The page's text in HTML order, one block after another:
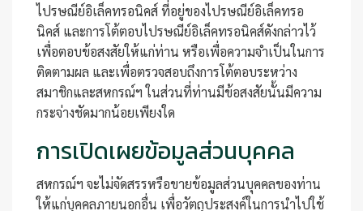
ไปรษณีย์อิเล็คทรอนิคส์ ที่อยู่ของไปรษณีย์อิเล็คทรอ
นิคส์ และการโต้ตอบไปรษณีย์อิเล็คทรอนิคส์ดังกล่าวไว้
เพื่อตอบข้อสงสัยให้แก่ท่าน หรือเพื่อความจำเป็นในการ
ติดตามผล และเพื่อตรวจสอบถึงการโต้ตอบระหว่าง
สมาชิกและสหกรณ์ฯ ในส่วนที่ท่านมีข้อสงสัยนั้นมีความ
กระจ่างชัดมากน้อยเพียงใด
การเปิดเผยข้อมูลส่วนบุคคล
สหกรณ์ฯ จะไม่จัดสรรหรือขายข้อมูลส่วนบุคคลของท่าน
ให้แก่บุคคลภายนอกอื่น เพื่อวัตถุประสงค์ในการนำไปใช้